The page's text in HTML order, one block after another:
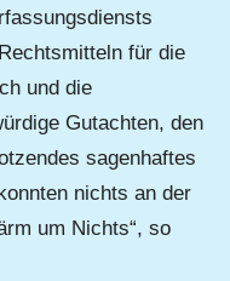
für die
und die
Gutachten, den
sagenhaftes
nichts an der
um Nichts“, so